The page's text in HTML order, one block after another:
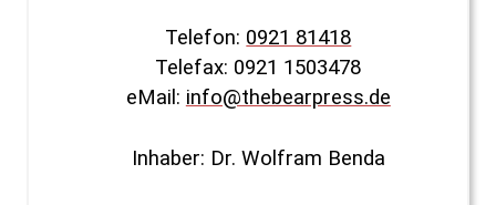
Telefon: 0921 81418
Telefax: 0921 1503478
eMail: info@thebearpress.de
Inhaber: Dr. Wolfram Benda